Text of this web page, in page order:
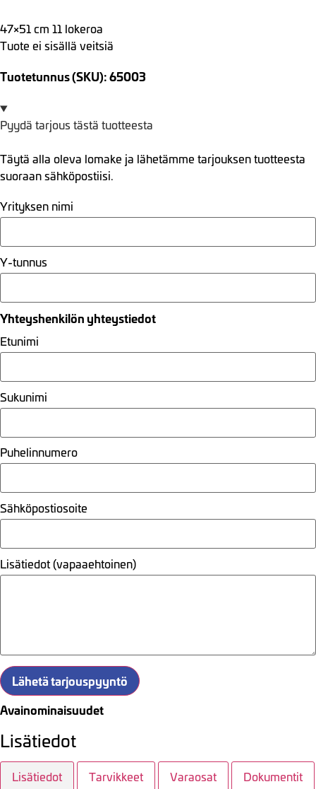
47×51 cm 11 lokeroa
Tuote ei sisällä veitsiä
Tuotetunnus (SKU): 65003
Pyydä tarjous tästä tuotteesta
Täytä alla oleva lomake ja lähetämme tarjouksen tuotteesta
suoraan sähköpostiisi.
Yrityksen nimi
Y-tunnus
Yhteyshenkilön yhteystiedot
Etunimi
Sukunimi
Puhelinnumero
Sähköpostiosoite
Lisätiedot (vapaaehtoinen)
Lähetä tarjouspyyntö
Avainominaisuudet
Lisätiedot
Lisätiedot Tarvikkeet Varaosat Dokumentit